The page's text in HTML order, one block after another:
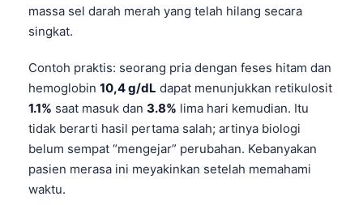
massa sel darah merah yang telah hilang secara
singkat.
Contoh praktis: seorang pria dengan feses hitam dan
hemoglobin 10,4 g/dL dapat menunjukkan retikulosit
1.1% saat masuk dan 3.8% lima hari kemudian. Itu
tidak berarti hasil pertama salah; artinya biologi
belum sempat “mengejar” perubahan. Kebanyakan
pasien merasa ini meyakinkan setelah memahami
waktu.